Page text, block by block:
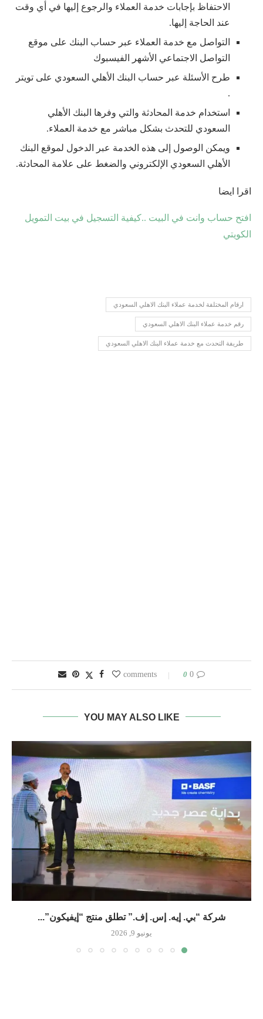
الاحتفاظ بإجابات خدمة العملاء والرجوع إليها في أي وقت
عند الحاجة إليها.
التواصل مع خدمة العملاء عبر حساب البنك على موقع
التواصل الاجتماعي الأشهر الفيسبوك
طرح الأسئلة عبر حساب البنك الأهلي السعودي على تويتر
.
استخدام خدمة المحادثة والتي وفرها البنك الأهلي
السعودي للتحدث بشكل مباشر مع خدمة العملاء.
ويمكن الوصول إلى هذه الخدمة عبر الدخول لموقع البنك
الأهلي السعودي الإلكتروني والضغط على علامة المحادثة.
اقرا ايضا
افتح حساب وانت في البيت ..كيفية التسجيل في بيت التمويل
الكويتي
ارقام المختلفة لخدمة عملاء البنك الاهلي السعودي
رقم خدمة عملاء البنك الاهلي السعودي
طريفة التحدث مع خدمة عملاء البنك الاهلي السعودي
0 comments
0
YOU MAY ALSO LIKE
شركة “بي. إيه. إس. إف.” تطلق منتج “إيفيكون”...
يونيو 9, 2026